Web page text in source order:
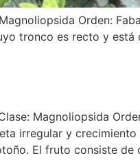
Orden:
tronco es recto y
Magnoliopsida
irregular y
El fruto consiste de